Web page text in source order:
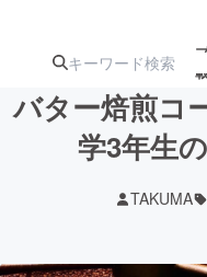
ターン
ジェク
バター焙煎コ
学3年生
TAKUMA